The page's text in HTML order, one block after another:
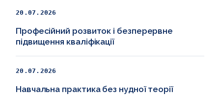
20.07.2026
Професійний розвиток і безперервне
підвищення кваліфікації
20.07.2026
Навчальна практика без нудної теорії